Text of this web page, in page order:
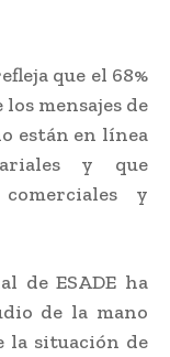
que el 68%
mensajes de
están en línea
y que
y
de ESADE ha
de la mano
la situación de